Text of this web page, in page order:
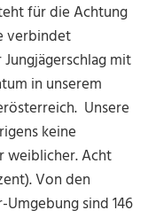
für die Achtung
verbindet
mit
in unserem
Unsere
keine
weiblicher. Acht
Von den
Umgebung sind 146